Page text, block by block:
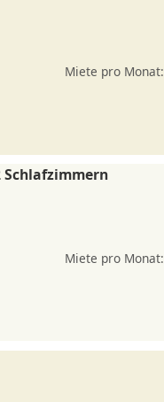
Miete pro Monat:
Schlafzimmern
Miete pro Monat: